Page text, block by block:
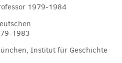
1979-1984
1983
Institut für Geschichte